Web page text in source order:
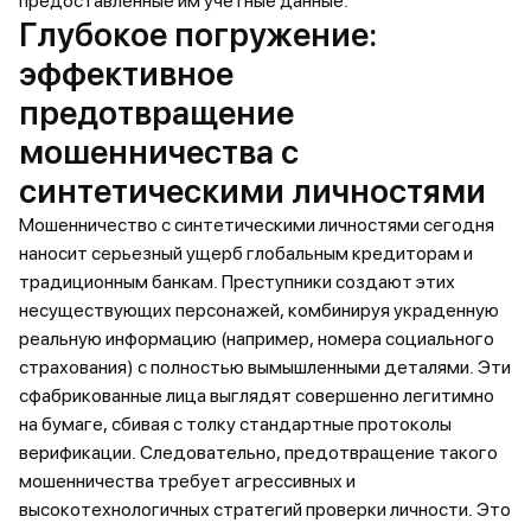
Глубокое погружение:
эффективное
предотвращение
мошенничества с
синтетическими личностями
Мошенничество с синтетическими личностями сегодня
наносит серьезный ущерб глобальным кредиторам и
традиционным банкам. Преступники создают этих
несуществующих персонажей, комбинируя украденную
реальную информацию (например, номера социального
страхования) с полностью вымышленными деталями. Эти
сфабрикованные лица выглядят совершенно легитимно
на бумаге, сбивая с толку стандартные протоколы
верификации. Следовательно, предотвращение такого
мошенничества требует агрессивных и
высокотехнологичных стратегий проверки личности. Это